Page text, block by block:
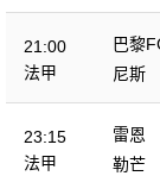
21:00
法甲
巴黎
尼斯
23:15
法甲
雷恩
勒芒